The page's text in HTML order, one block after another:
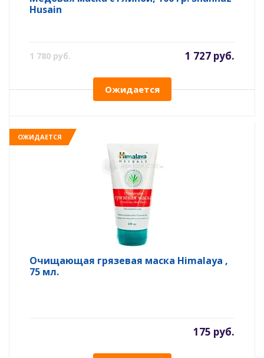
Husain
1 780 руб. 1 727 руб.
Ожидается
ОЖИДАЕТСЯ
Очищающая грязевая маска Himalaya ,
75 мл.
175 руб.